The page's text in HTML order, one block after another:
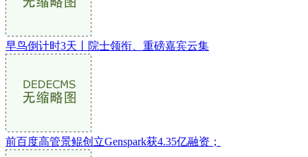
早鸟倒计时3天丨院士领衔、重磅嘉宾云集
前百度高管景鲲创立Genspark获4.35亿融资；